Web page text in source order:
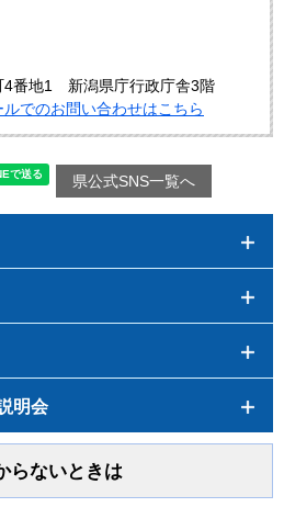
4番地1 新潟県庁行政庁舎3階
ルでのお問い合わせはこちら
県公式SNS一覧へ
明会
らないときは